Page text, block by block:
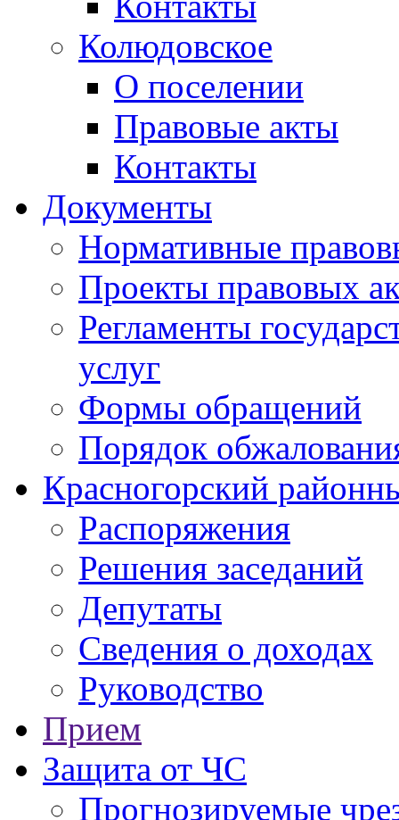
Колюдовское
О поселении
Правовые акты
Контакты
Документы
Нормативные
Проекты правовых
Регламенты
услуг
Формы обращений
Порядок
Красногорский
Распоряжения
Решения заседаний
Депутаты
Сведения о доходах
Руководство
Прием
Защита от ЧС
Прогнозируемые